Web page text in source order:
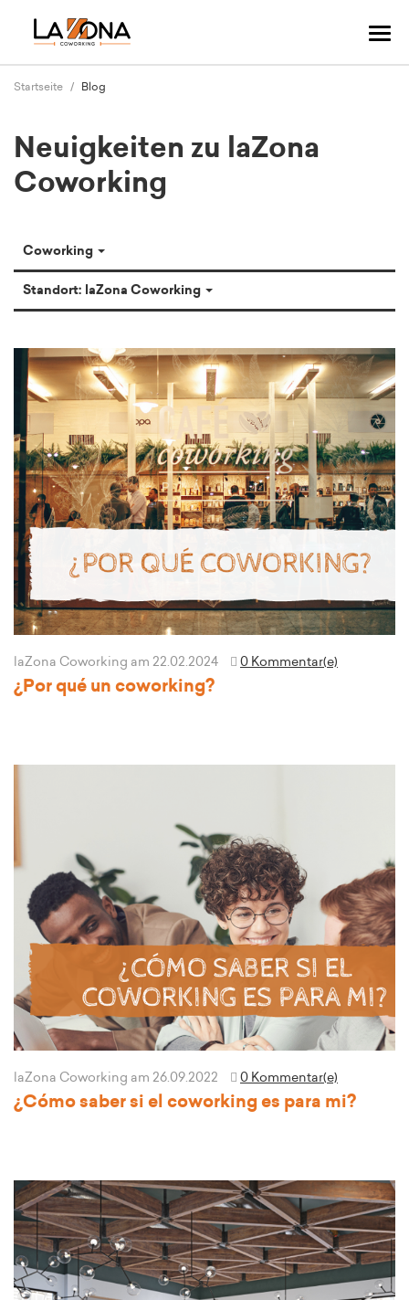
Startseite Blog
Neuigkeiten zu laZona
Coworking
Coworking
Standort: laZona Coworking
laZona Coworking am 22.02.2024 0 Kommentar(e)
¿Por qué un coworking?
laZona Coworking am 26.09.2022 0 Kommentar(e)
¿Cómo saber si el coworking es para mi?